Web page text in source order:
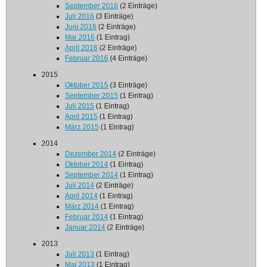
September 2016 (2 Einträge)
Juli 2016 (3 Einträge)
Juni 2016 (2 Einträge)
Mai 2016 (1 Eintrag)
April 2016 (2 Einträge)
Februar 2016 (4 Einträge)
2015
Oktober 2015 (3 Einträge)
September 2015 (1 Eintrag)
Juli 2015 (1 Eintrag)
April 2015 (1 Eintrag)
März 2015 (1 Eintrag)
2014
Dezember 2014 (2 Einträge)
Oktober 2014 (1 Eintrag)
September 2014 (1 Eintrag)
Juli 2014 (2 Einträge)
April 2014 (1 Eintrag)
März 2014 (1 Eintrag)
Februar 2014 (1 Eintrag)
Januar 2014 (2 Einträge)
2013
Juli 2013 (1 Eintrag)
Mai 2013 (1 Eintrag)